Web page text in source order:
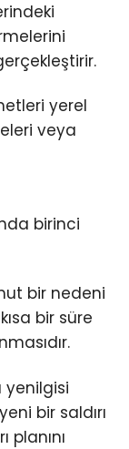
yerel
veya
birinci
bir nedeni
bir süre
yenilgisi
bir saldırı
planını